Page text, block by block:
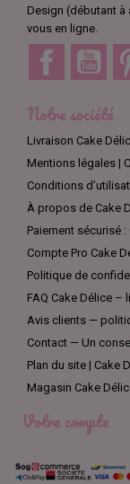
Design (débutant à
vous en ligne.
Facebook
Notre société
Livraison Cake
Mentions légales |
Conditions
À propos de Cake
Paiement sécurisé :
Compte Pro Cake
Politique de
FAQ Cake Délice –
Avis clients —
Contact — Un
Plan du site | Cake
Magasin Cake
Votre compte